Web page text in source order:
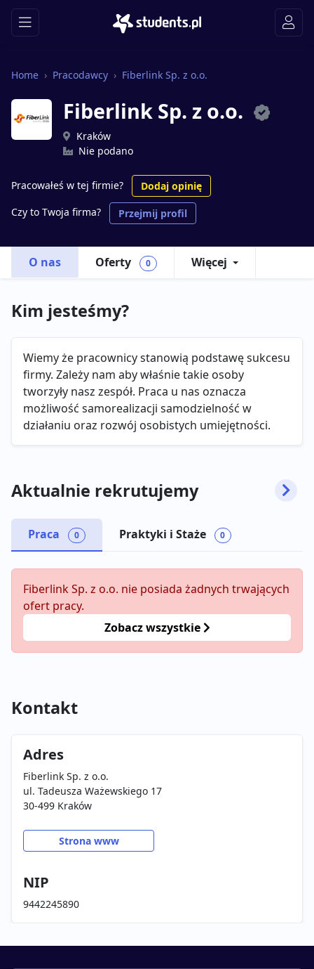
Home Pracodawcy Fiberlink Sp. z o.o.
Fiberlink Sp. z o.o.
Kraków
Nie podano
Pracowałeś w tej firmie?
Dodaj opinię
Czy to Twoja firma?
Przejmij profil
O nas Oferty 0 Więcej
Kim jesteśmy?
Wiemy że pracownicy stanowią podstawę sukcesu
firmy. Zależy nam aby właśnie takie osoby
tworzyły nasz zespół. Praca u nas oznacza
możliwość samorealizacji samodzielność w
działaniu oraz rozwój osobistych umiejętności.
Aktualnie rekrutujemy
Praca 0 Praktyki i Staże 0
Fiberlink Sp. z o.o. nie posiada żadnych trwających
ofert pracy.
Zobacz wszystkie
Kontakt
Adres
Fiberlink Sp. z o.o.
ul. Tadeusza Ważewskiego 17
30-499 Kraków
Strona www
NIP
9442245890